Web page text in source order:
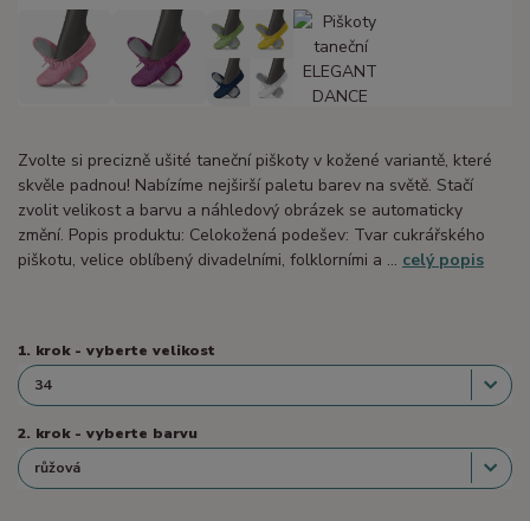
Zvolte si precizně ušité taneční piškoty v kožené variantě, které
skvěle padnou! Nabízíme nejširší paletu barev na světě. Stačí
zvolit velikost a barvu a náhledový obrázek se automaticky
změní. Popis produktu: Celokožená podešev: Tvar cukrářského
piškotu, velice oblíbený divadelními, folklorními a ... celý popis
1. krok - vyberte velikost
2. krok - vyberte barvu